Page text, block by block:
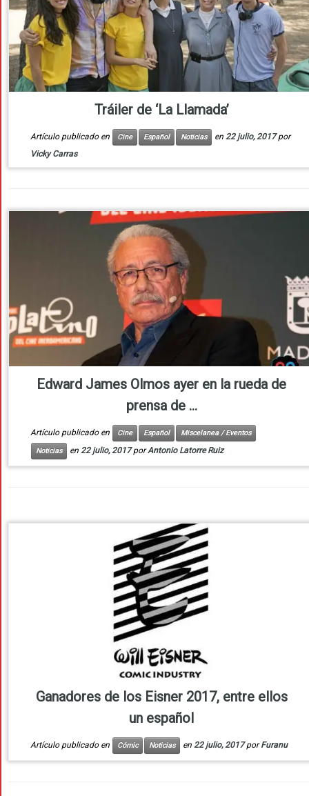
Tráiler de ‘La Llamada’
Artículo publicado en Cine Español Noticias en 22 julio, 2017 por
Vicky Carras
Edward James Olmos ayer en la rueda de
prensa de ...
Artículo publicado en Cine Español
Miscelanea / Eventos
Noticias
en 22 julio, 2017 porAntonio Latorre Ruiz
Ganadores de los Eisner 2017, entre ellos
un español
Artículo publicado en Cómic Noticias en 22 julio, 2017 porFuranu